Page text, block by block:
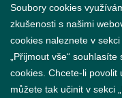
Soubory cookies
zkušenosti s našimi
cookies naleznete v sekci
„Přijmout vše“
cookies. Chcete-li povolit
můžete tak učinit v sekci